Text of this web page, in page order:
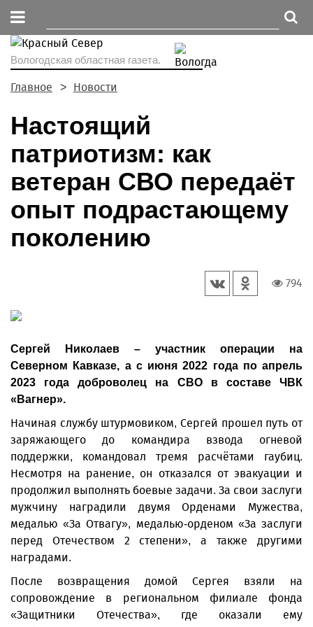
Вологодская областная газета.
Главное Новости
Настоящий
патриотизм: как
ветеран СВО передаёт
опыт подрастающему
поколению
794
Сергей Николаев – участник операции на
Северном Кавказе, а с июня 2022 года по апрель
2023 года доброволец на СВО в составе ЧВК
«Вагнер».
Начиная службу штурмовиком, Сергей прошел путь от
заряжающего до командира взвода огневой
поддержки, командовал тремя расчётами гаубиц.
Несмотря на ранение, он отказался от эвакуации и
продолжил выполнять боевые задачи. За свои заслуги
мужчину наградили двумя Орденами Мужества,
медалью «За Отвагу», медалью-орденом «За заслуги
перед Отечеством 2 степени», а также другими
наградами.
После возвращения домой Сергея взяли на
сопровождение в региональном филиале фонда
«Защитники Отечества», где оказали ему